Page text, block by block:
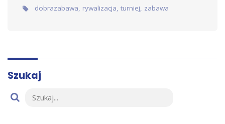
Tags:
dobrazabawa, rywalizacja, turniej, zabawa
Szukaj